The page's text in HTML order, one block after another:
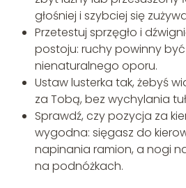
głośniej i szybciej się
Przetestuj sprzęgło i
postoju: ruchy powinny być
nienaturalnego oporu.
Ustaw lusterka tak, żebyś
za Tobą, bez wychylania
Sprawdź, czy pozycja za
wygodna: sięgasz do
napinania ramion, a nogi
na podnóżkach.